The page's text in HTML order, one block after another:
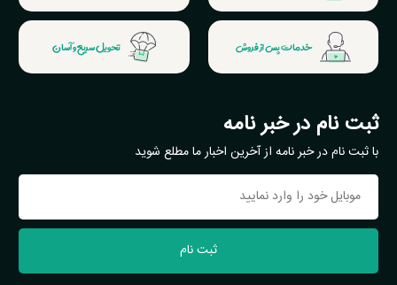
خدمات پس از فروش تحویل سریع و آسان
ثبت نام در خبر نامه
با ثبت نام در خبر نامه از آخرین اخبار ما مطلع شوید
ثبت نام